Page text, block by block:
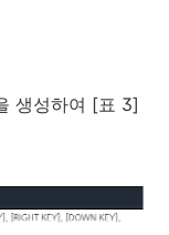
생성하여 [표 3]